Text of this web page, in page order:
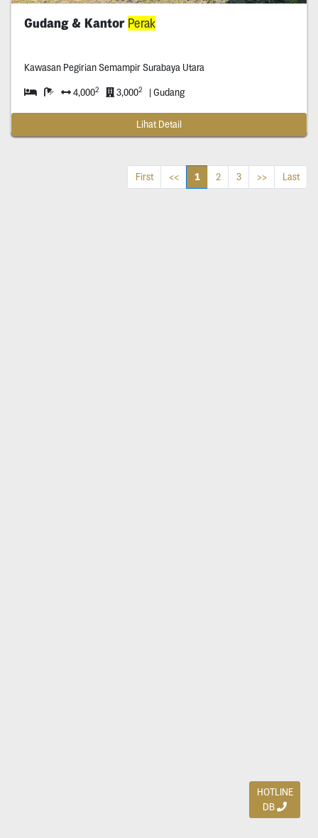
Gudang & Kantor Perak
Kawasan Pegirian Semampir Surabaya Utara
4,0002 3,0002 | Gudang
Lihat Detail
First << 1 2 3 >> Last
HOTLINE
DB